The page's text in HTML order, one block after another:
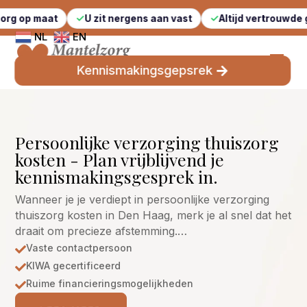
U zit nergens aan vast Altijd vertrouwde gezichten
NL EN
Kennismakingsgepsrek
Persoonlijke verzorging thuiszorg
kosten - Plan vrijblijvend je
kennismakingsgesprek in.
Wanneer je je verdiept in persoonlijke verzorging
thuiszorg kosten in Den Haag, merk je al snel dat het
draait om precieze afstemming.…
Vaste contactpersoon
KIWA gecertificeerd
Ruime financieringsmogelijkheden